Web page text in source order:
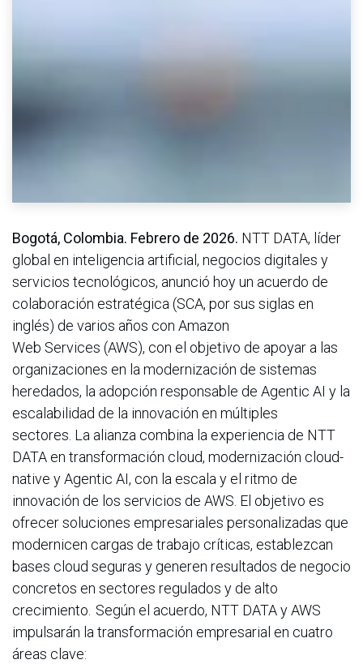
Bogotá, Colombia. Febrero de 2026. NTT DATA, líder
global en inteligencia artificial, negocios digitales y
servicios tecnológicos, anunció hoy un acuerdo de
colaboración estratégica (SCA, por sus siglas en
inglés) de varios años con Amazon
Web Services (AWS), con el objetivo de apoyar a las
organizaciones en la modernización de sistemas
heredados, la adopción responsable de Agentic AI y la
escalabilidad de la innovación en múltiples
sectores. La alianza combina la experiencia de NTT
DATA en transformación cloud, modernización cloud-
native y Agentic AI, con la escala y el ritmo de
innovación de los servicios de AWS. El objetivo es
ofrecer soluciones empresariales personalizadas que
modernicen cargas de trabajo críticas, establezcan
bases cloud seguras y generen resultados de negocio
concretos en sectores regulados y de alto
crecimiento. Según el acuerdo, NTT DATA y AWS
impulsarán la transformación empresarial en cuatro
áreas clave: